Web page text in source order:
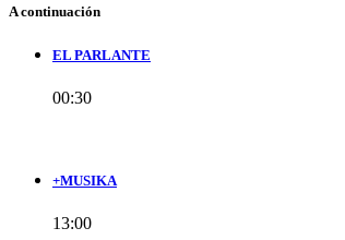
A continuación
EL PARLANTE
00:30
+MUSIKA
13:00